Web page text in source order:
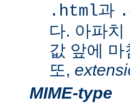
.html과
다. 아파치
값 앞에
또,
MIME-type